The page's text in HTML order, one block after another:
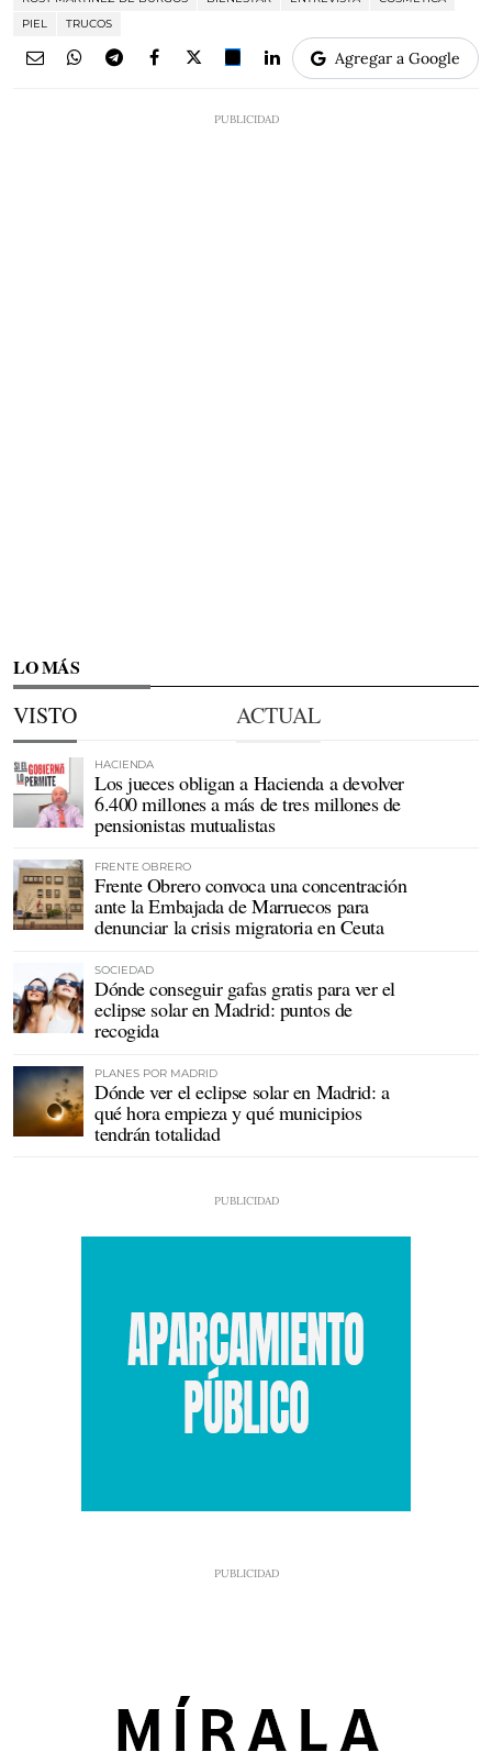
PIEL
TRUCOS
Agregar a Google
LO MÁS
VISTO ACTUAL
HACIENDA
Los jueces obligan a Hacienda a devolver
6.400 millones a más de tres millones de
pensionistas mutualistas
FRENTE OBRERO
Frente Obrero convoca una concentración
ante la Embajada de Marruecos para
denunciar la crisis migratoria en Ceuta
SOCIEDAD
Dónde conseguir gafas gratis para ver el
eclipse solar en Madrid: puntos de
recogida
PLANES POR MADRID
Dónde ver el eclipse solar en Madrid: a
qué hora empieza y qué municipios
tendrán totalidad